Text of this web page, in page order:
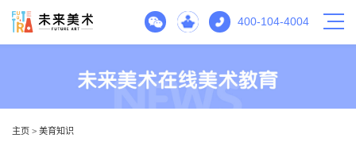
400-104-4004
主页 > 美育知识